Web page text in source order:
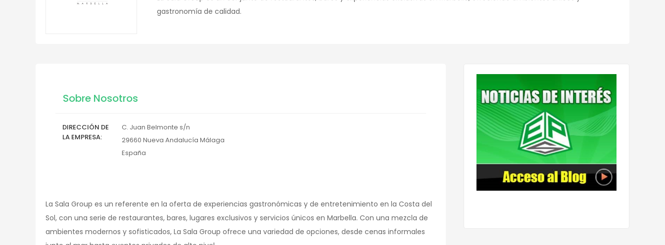
gastronomía de calidad.
Sobre Nosotros
DIRECCIÓN DE
LA EMPRESA
C. Juan Belmonte s/n
29660 Nueva Andalucía Málaga
España
La Sala Group es un referente en la oferta de experiencias gastronómicas y de entretenimiento en la Costa del
Sol, con una serie de restaurantes, bares, lugares exclusivos y servicios únicos en Marbella. Con una mezcla de
ambientes modernos y sofisticados, La Sala Group ofrece una variedad de opciones, desde cenas informales